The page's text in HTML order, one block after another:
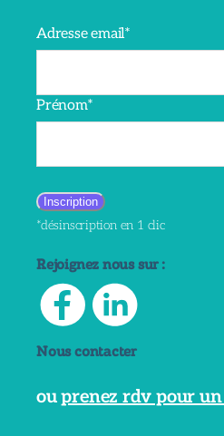
Adresse email*
Prénom*
*désinscription en 1 clic
Rejoignez nous sur :
Nous contacter
ouprenez rdv pour un